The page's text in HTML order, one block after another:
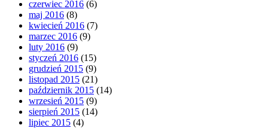
czerwiec 2016 (6)
maj 2016 (8)
kwiecień 2016 (7)
marzec 2016 (9)
luty 2016 (9)
styczeń 2016 (15)
grudzień 2015 (9)
listopad 2015 (21)
październik 2015 (14)
wrzesień 2015 (9)
sierpień 2015 (14)
lipiec 2015 (4)